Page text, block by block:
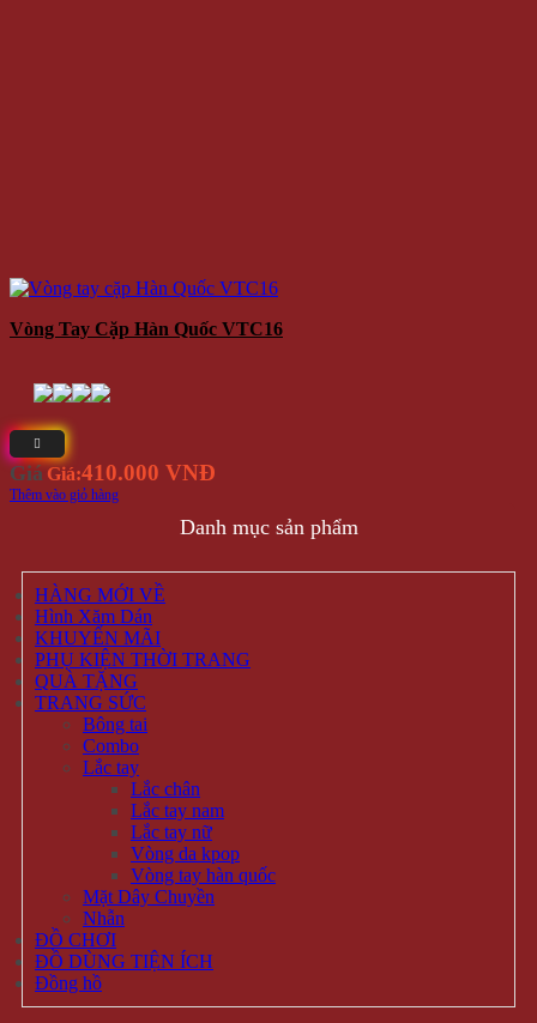
Vòng Tay Cặp Hàn Quốc VTC16
Giá Giá:410.000 VNĐ
Thêm vào giỏ hàng
Danh mục sản phẩm
HÀNG MỚI VỀ
Hình Xăm Dán
KHUYẾN MÃI
PHỤ KIỆN THỜI TRANG
QUÀ TẶNG
TRANG SỨC
Bông tai
Combo
Lắc tay
Lắc chân
Lắc tay nam
Lắc tay nữ
Vòng da kpop
Vòng tay hàn quốc
Mặt Dây Chuyền
Nhẫn
ĐỒ CHƠI
ĐỒ DÙNG TIỆN ÍCH
Đồng hồ